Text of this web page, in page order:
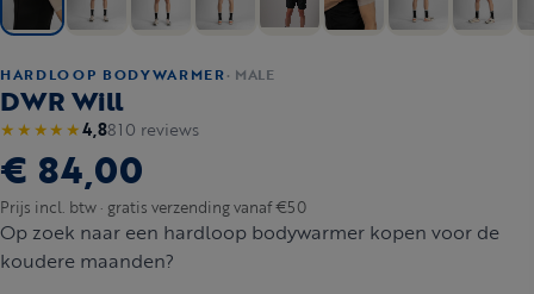
HARDLOOP BODYWARMER· MALE
DWR Will
★★★★★4,8810 reviews
€ 84,00
Prijs incl. btw · gratis verzending vanaf €50
Op zoek naar een hardloop bodywarmer kopen voor de
koudere maanden?